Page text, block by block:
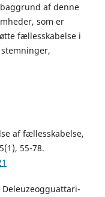
af denne
som er
fællesskabelse i
af fællesskabelse,
55-78.
Deleuzeogguattari-